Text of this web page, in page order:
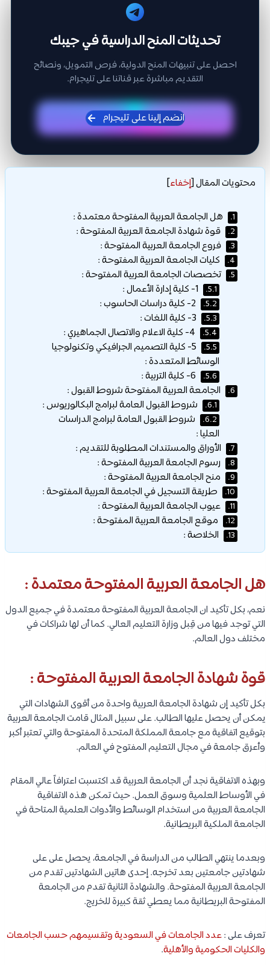
تحديثات المنح الدراسية في جيبك
احصل على تنبيهات المنح الدولية، فرص التمويل، ونصائح
التقديم مباشرة عبر قناتنا على تليجرام.
انضم إلينا على تليجرام
محتويات المقال[إخفاء]
1. هل الجامعة العربية المفتوحة معتمدة :
2. قوة شهادة الجامعة العربية المفتوحة :
3. فروع الجامعة العربية المفتوحة :
4. كليات الجامعة العربية المفتوحة :
5. تخصصات الجامعة العربية المفتوحة :
5.1.
5.2.
5.3.
5.4.
5.5.
5- كلية التصميم الجرافيكي وتكنولوجيا
الوسائط المتعددة :
5.6.
6. الجامعة العربية المفتوحة شروط القبول :
6.1. شروط القبول العامة لبرامج البكالوريوس :
6.2.
شروط القبول العامة لبرامج الدراسات
العليا :
7. الأوراق والمستندات المطلوبة للتقديم :
8. رسوم الجامعة العربية المفتوحة :
9. منح الجامعة العربية المفتوحة :
10. طريقة التسجيل في الجامعة العربية المفتوحة :
11. عيوب الجامعة العربية المفتوحة :
12. موقع الجامعة العربية المفتوحة :
13. الخلاصة :
هل الجامعة العربية المفتوحة معتمدة :
نعم، بكل تأكيد ان الجامعة العربية المفتوحة معتمدة في جميع الدول
التي توجد فيها من قِبل وزارة التعليم العالي. كما أن لها شراكات في
مختلف دول العالم.
قوة شهادة الجامعة العربية المفتوحة :
بكل تأكيد إن شهادة الجامعة العربية واحدة من أقوى الشهادات التي
يمكن أن يحصل عليها الطالب. على سبيل المثال قامت الجامعة العربية
بتوقيع اتفاقية مع جامعة المملكة المتحدة المفتوحة والتي تعتبر أكبر
وأعرق جامعة في مجال التعليم المفتوح في العالم.
وبهذه الاتفاقية نجد أن الجامعة العربية قد اكتسبت اعترافاً عالي المقام
في الأوساط العلمية وسوق العمل. حيث تمكن هذه الاتفاقية
الجامعة العربية من استخدام الوسائط والأدوات العلمية المتاحة في
الجامعة الملكية البريطانية.
وبعدما ينتهي الطالب من الدراسة في الجامعة، يحصل على على
شهادتين جامعتين بعد تخرجه. إحدى هاتين الشهادتين تقدم من
الجامعة العربية المفتوحة. والشهادة الثانية تقدم من الجامعة
المفتوحة البريطانية مما يعطي ثقة كبيرة للخريج.
تعرف على :عدد الجامعات في السعودية وتقسيمهم حسب الجامعات
والكليات الحكومية والأهلية.